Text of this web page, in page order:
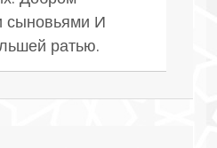
сыновьями И
ратью.